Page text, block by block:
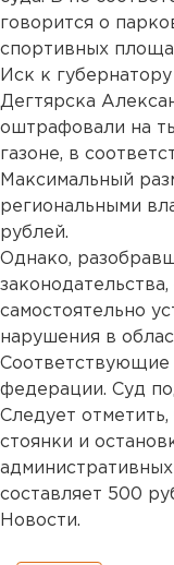
говорится о
спортивных
Иск к
Дегтярска
оштрафовали на
газоне, в
Максимальный
региональными
рублей.
Однако,
самостоятельно
нарушения в
Соответствующие
федерации. Суд
Следует
стоянки и
составляет 500
Новости.